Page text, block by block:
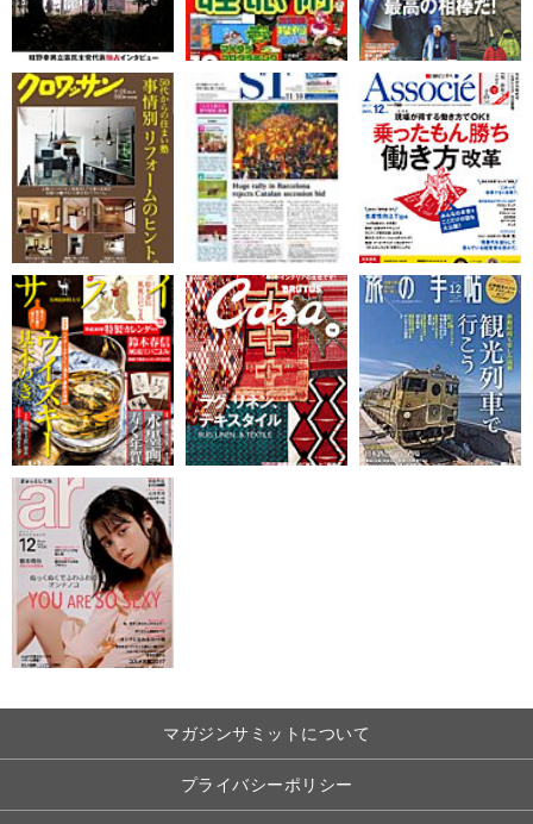
マガジンサミットについて
プライバシーポリシー